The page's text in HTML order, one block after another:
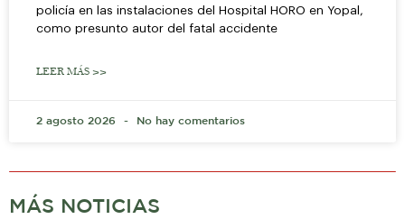
policía en las instalaciones del Hospital HORO en Yopal,
como presunto autor del fatal accidente
LEER MÁS >>
2 agosto 2026 No hay comentarios
MÁS NOTICIAS